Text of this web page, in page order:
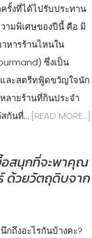
รั้งที่ได้ไปรับประทาน
ามพิเศษของปีนี้ คือ มิ
หารร้านไหนใน
ซึ่งเป็น
และสตรีทฟู้ดขวัญใจนัก
ลายร้านที่กินประจำ
กันที่… [READ MORE…]
สนุกที่จะพาคุณ
ด้วยวัตถุดิบจาก
กถึงอะไรกันบ้างคะ?